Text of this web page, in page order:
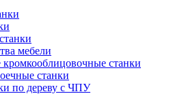
мебели
кромкооблицовочные станки
станки
по дереву с ЧПУ